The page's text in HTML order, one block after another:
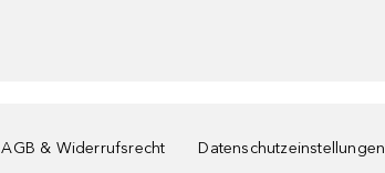
AGB & Widerrufsrecht Datenschutzeinstellungen